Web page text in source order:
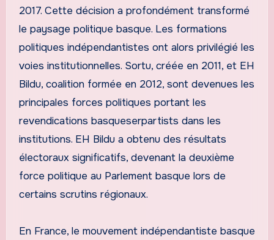
2017. Cette décision a profondément transformé
le paysage politique basque. Les formations
politiques indépendantistes ont alors privilégié les
voies institutionnelles. Sortu, créée en 2011, et EH
Bildu, coalition formée en 2012, sont devenues les
principales forces politiques portant les
revendications basqueserpartists dans les
institutions. EH Bildu a obtenu des résultats
électoraux significatifs, devenant la deuxième
force politique au Parlement basque lors de
certains scrutins régionaux.
En France, le mouvement indépendantiste basque